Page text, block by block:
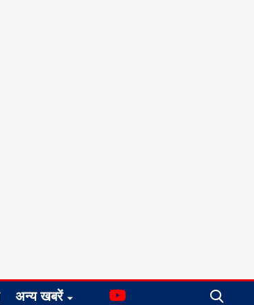
अन्य खबरें